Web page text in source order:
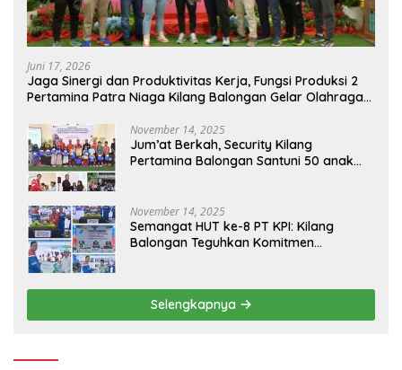
Juni 17, 2026
Jaga Sinergi dan Produktivitas Kerja, Fungsi Produksi 2
Pertamina Patra Niaga Kilang Balongan Gelar Olahraga
November 14, 2025
Jum’at Berkah, Security Kilang
Pertamina Balongan Santuni 50 anak
November 14, 2025
Semangat HUT ke-8 PT KPI: Kilang
Balongan Teguhkan Komitmen
Pendidikan
Selengkapnya